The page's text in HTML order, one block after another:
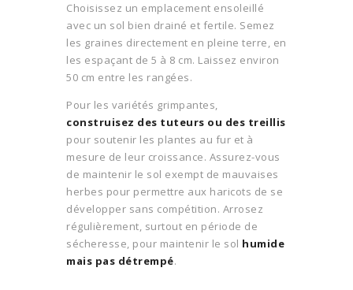
Choisissez un emplacement ensoleillé
avec un sol bien drainé et fertile. Semez
les graines directement en pleine terre, en
les espaçant de 5 à 8 cm. Laissez environ
50 cm entre les rangées.
Pour les variétés grimpantes,
construisez des tuteurs ou des treillis
pour soutenir les plantes au fur et à
mesure de leur croissance. Assurez-vous
de maintenir le sol exempt de mauvaises
herbes pour permettre aux haricots de se
développer sans compétition. Arrosez
régulièrement, surtout en période de
sécheresse, pour maintenir le sol humide
mais pas détrempé.